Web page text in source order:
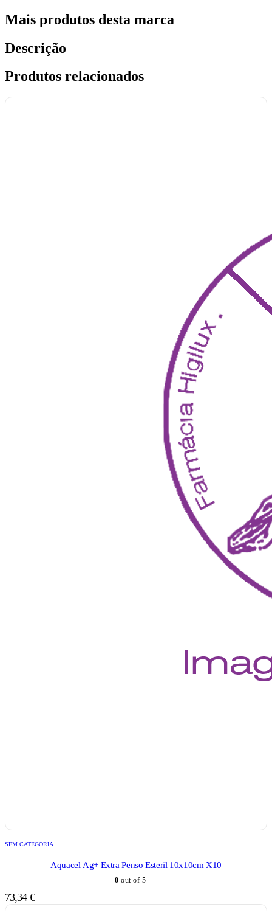
Mais produtos desta marca
Descrição
Produtos relacionados
SEM CATEGORIA
Aquacel Ag+ Extra Penso Esteril 10x10cm X10
0 out of 5
73,34 €